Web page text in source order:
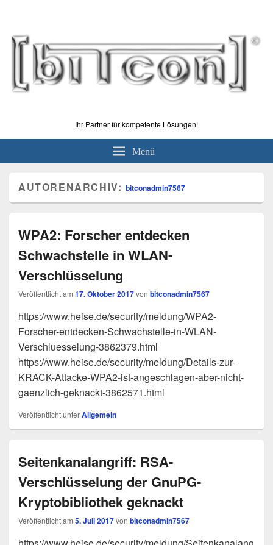
Ihr Partner für kompetente Lösungen!
Menü
AUTORENARCHIV: bitconadmin7567
WPA2: Forscher entdecken
Schwachstelle in WLAN-
Verschlüsselung
Veröffentlicht am 17. Oktober 2017von bitconadmin7567
https://www.heise.de/security/meldung/WPA2-
Forscher-entdecken-Schwachstelle-in-WLAN-
Verschluesselung-3862379.html
https://www.heise.de/security/meldung/Details-zur-
KRACK-Attacke-WPA2-ist-angeschlagen-aber-nicht-
gaenzlich-geknackt-3862571.html
Veröffentlicht unterAllgemein
Seitenkanalangriff: RSA-
Verschlüsselung der GnuPG-
Kryptobibliothek geknackt
Veröffentlicht am 5. Juli 2017von bitconadmin7567